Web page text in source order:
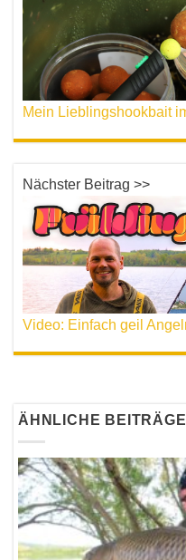
Nächster Beitrag >>
ÄHNLICHE BEITRÄGE